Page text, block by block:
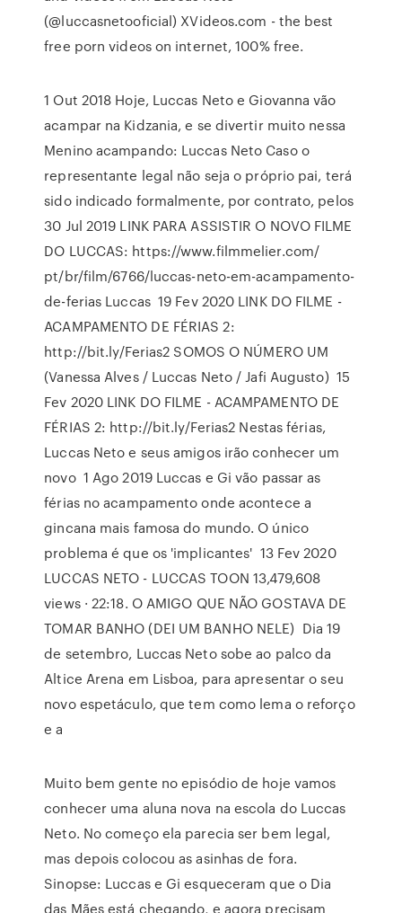
(@luccasnetooficial) XVideos.com - the best
free porn videos on internet, 100% free.
1 Out 2018 Hoje, Luccas Neto e Giovanna vão
acampar na Kidzania, e se divertir muito nessa
Menino acampando: Luccas Neto Caso o
representante legal não seja o próprio pai, terá
sido indicado formalmente, por contrato, pelos
30 Jul 2019 LINK PARA ASSISTIR O NOVO FILME
DO LUCCAS: https://www.filmmelier.com/
pt/br/film/6766/luccas-neto-em-acampamento-
de-ferias Luccas 19 Fev 2020 LINK DO FILME -
ACAMPAMENTO DE FÉRIAS 2:
http://bit.ly/Ferias2 SOMOS O NÚMERO UM
(Vanessa Alves / Luccas Neto / Jafi Augusto) 15
Fev 2020 LINK DO FILME - ACAMPAMENTO DE
FÉRIAS 2: http://bit.ly/Ferias2 Nestas férias,
Luccas Neto e seus amigos irão conhecer um
novo 1 Ago 2019 Luccas e Gi vão passar as
férias no acampamento onde acontece a
gincana mais famosa do mundo. O único
problema é que os 'implicantes' 13 Fev 2020
LUCCAS NETO - LUCCAS TOON 13,479,608
views · 22:18. O AMIGO QUE NÃO GOSTAVA DE
TOMAR BANHO (DEI UM BANHO NELE) Dia 19
de setembro, Luccas Neto sobe ao palco da
Altice Arena em Lisboa, para apresentar o seu
novo espetáculo, que tem como lema o reforço
e a
Muito bem gente no episódio de hoje vamos
conhecer uma aluna nova na escola do Luccas
Neto. No começo ela parecia ser bem legal,
mas depois colocou as asinhas de fora.
Sinopse: Luccas e Gi esqueceram que o Dia
das Mães está chegando, e agora precisam